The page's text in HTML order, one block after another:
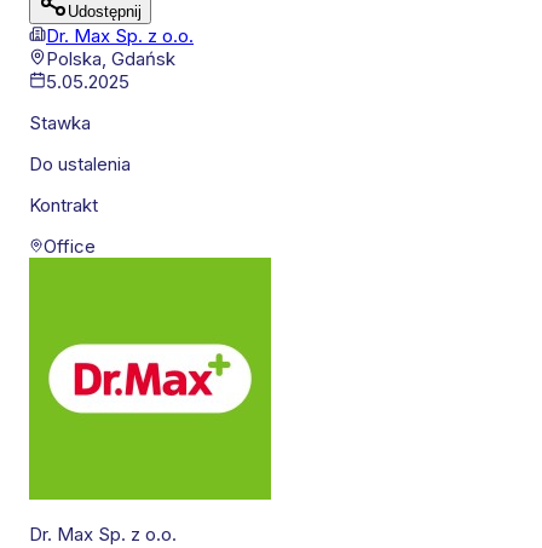
Udostępnij
Dr. Max Sp. z o.o.
Polska, Gdańsk
5.05.2025
Stawka
Do ustalenia
Kontrakt
Office
Dr. Max Sp. z o.o.